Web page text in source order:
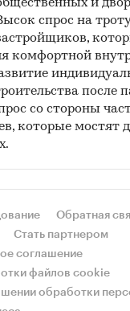
и
спрос на
комфортной
после
со стороны
которые мостят
Обратная
Стать партнером
соглашение
файлов cookie
обработки